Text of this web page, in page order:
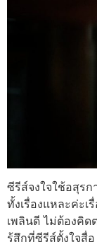
ซีรีส์จงใจใช้อสุร
ทั้งเรื่องแหละค่ะเ
เพลินดี ไม่ต้องคิด
รู้สึกที่ซีรีส์ตั้งใจสื่